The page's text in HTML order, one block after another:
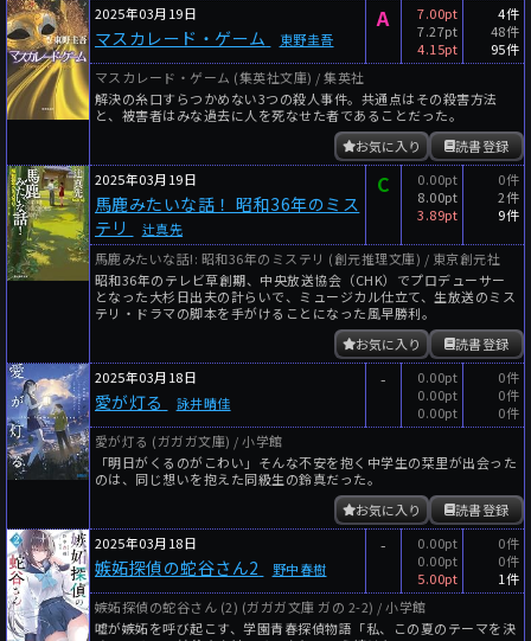
2025年03月19日
マスカレード・ゲーム 東野圭吾
A
7.00pt
7.27pt
4.15pt
4件
48件
95件
マスカレード・ゲーム (集英社文庫) / 集英社
解決の糸口すらつかめない3つの殺人事件。共通点はその殺害方法
と、被害者はみな過去に人を死なせた者であることだった。
読書登録
お気に入り
2025年03月19日
馬鹿みたいな話！ 昭和36年のミス
テリ
辻真先
C
0.00pt
8.00pt
3.89pt
0件
2件
9件
馬鹿みたいな話!: 昭和36年のミステリ (創元推理文庫) / 東京創元社
昭和36年のテレビ草創期、中央放送協会（CHK）でプロデューサー
となった大杉日出夫の計らいで、ミュージカル仕立て、生放送のミス
テリ・ドラマの脚本を手がけることになった風早勝利。
読書登録
お気に入り
2025年03月18日
愛が灯る 詠井晴佳
-
0.00pt
0.00pt
0.00pt
0件
0件
0件
愛が灯る (ガガガ文庫) / 小学館
「明日がくるのがこわい」そんな不安を抱く中学生の栞里が出会った
のは、同じ想いを抱えた同級生の鈴真だった。
読書登録
お気に入り
2025年03月18日
嫉妬探偵の蛇谷さん2 野中春樹
-
0.00pt
0.00pt
5.00pt
0件
0件
1件
嫉妬探偵の蛇谷さん (2) (ガガガ文庫 ガの 2-2) / 小学館
嘘が嫉妬を呼び起こす、学園青春探偵物語「私、この夏のテーマを決